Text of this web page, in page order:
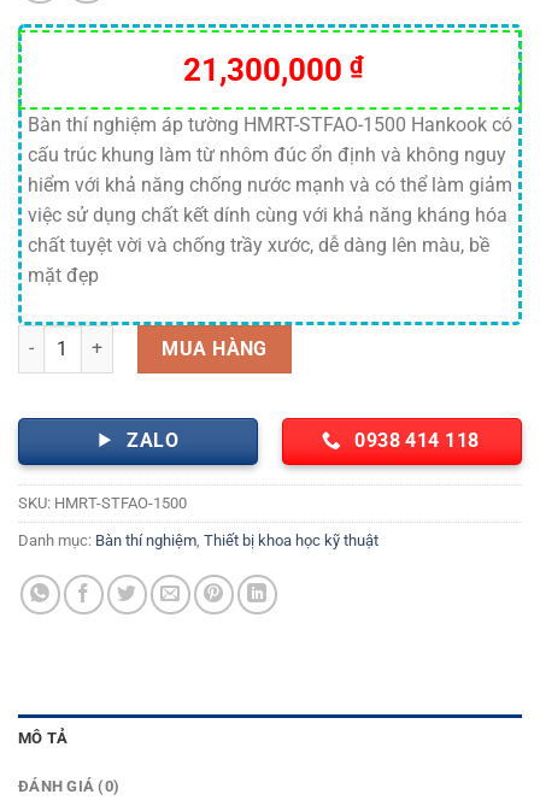
21,300,000 ₫
Bàn thí nghiệm áp tường HMRT-STFAO-1500 Hankook có
cấu trúc khung làm từ nhôm đúc ổn định và không nguy
hiểm với khả năng chống nước mạnh và có thể làm giảm
việc sử dụng chất kết dính cùng với khả năng kháng hóa
chất tuyệt vời và chống trầy xước, dễ dàng lên màu, bề
mặt đẹp
Bàn thí nghiệm áp tường HMRT-STFAO-1500 Hankook số lượng
MUA HÀNG
ZALO 0938 414 118
SKU: HMRT-STFAO-1500
Danh mục: Bàn thí nghiệm, Thiết bị khoa học kỹ thuật
MÔ TẢ
ĐÁNH GIÁ (0)